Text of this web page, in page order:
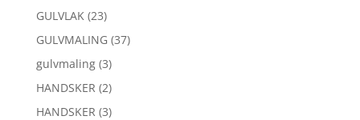
GULVLAK (23)
GULVMALING (37)
gulvmaling (3)
HANDSKER (2)
HANDSKER (3)